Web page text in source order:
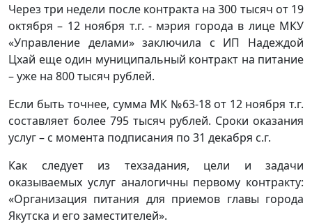
Через три недели после контракта на 300 тысяч от 19
октября – 12 ноября т.г. - мэрия города в лице МКУ
«Управление делами» заключила с ИП Надеждой
Цхай еще один муниципальный контракт на питание
– уже на 800 тысяч рублей.
Если быть точнее, сумма МК №63-18 от 12 ноября т.г.
составляет более 795 тысяч рублей. Сроки оказания
услуг – с момента подписания по 31 декабря с.г.
Как следует из техзадания, цели и задачи
оказываемых услуг аналогичны первому контракту:
«Организация питания для приемов главы города
Якутска и его заместителей».